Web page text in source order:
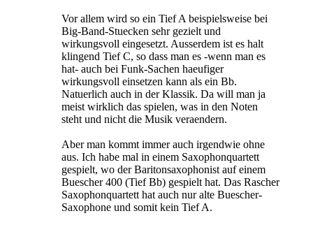
Vor allem wird so ein Tief A beispielsweise bei
Big-Band-Stuecken sehr gezielt und
wirkungsvoll eingesetzt. Ausserdem ist es halt
klingend Tief C, so dass man es -wenn man es
hat- auch bei Funk-Sachen haeufiger
wirkungsvoll einsetzen kann als ein Bb.
Natuerlich auch in der Klassik. Da will man ja
meist wirklich das spielen, was in den Noten
steht und nicht die Musik veraendern.
Aber man kommt immer auch irgendwie ohne
aus. Ich habe mal in einem Saxophonquartett
gespielt, wo der Baritonsaxophonist auf einem
Buescher 400 (Tief Bb) gespielt hat. Das Rascher
Saxophonquartett hat auch nur alte Buescher-
Saxophone und somit kein Tief A.